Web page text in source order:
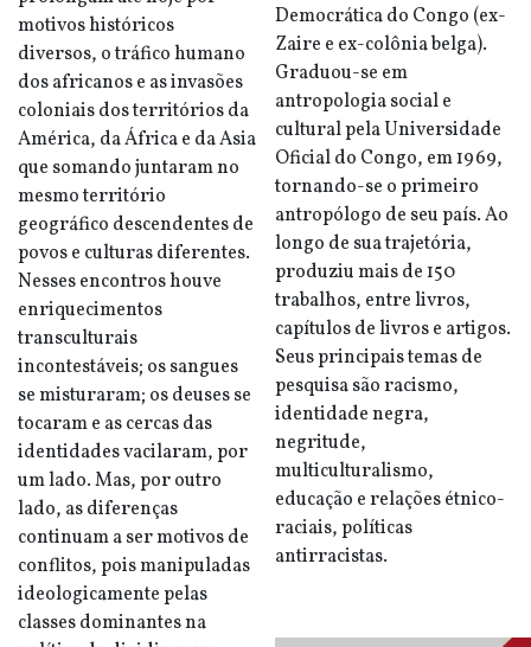
motivos históricos
diversos, o tráfico humano
dos africanos e as invasões
coloniais dos territórios da
América, da África e da Asia
que somando juntaram no
mesmo território
geográfico descendentes de
povos e culturas diferentes.
Nesses encontros houve
enriquecimentos
transculturais
incontestáveis; os sangues
se misturaram; os deuses se
tocaram e as cercas das
identidades vacilaram, por
um lado. Mas, por outro
lado, as diferenças
continuam a ser motivos de
conflitos, pois manipuladas
ideologicamente pelas
classes dominantes na
Democrática do Congo (ex-
Zaire e ex-colônia belga).
Graduou-se em
antropologia social e
cultural pela Universidade
Oficial do Congo, em 1969,
tornando-se o primeiro
antropólogo de seu país. Ao
longo de sua trajetória,
produziu mais de 150
trabalhos, entre livros,
capítulos de livros e artigos.
Seus principais temas de
pesquisa são racismo,
identidade negra,
negritude,
multiculturalismo,
educação e relações étnico-
raciais, políticas
antirracistas.